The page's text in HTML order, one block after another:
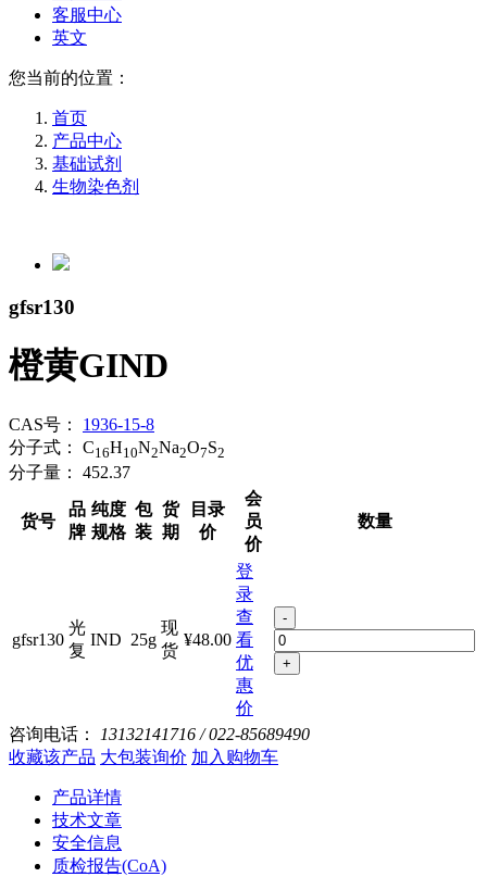
客服中心
英文
您当前的位置：
首页
产品中心
基础试剂
生物染色剂
gfsr130
橙黄GIND
CAS号：
1936-15-8
分子式：
C16H10N2Na2O7S2
分子量： 452.37
货号
品
牌
纯度
规格
包
装
货
期
目录
价
会
员
价
数量
gfsr130
光
复
IND 25g
现
货
¥48.00
登
录
查
看
优
惠
价
-
+
咨询电话：
13132141716 / 022-85689490
收藏该产品 大包装询价 加入购物车
产品详情
技术文章
安全信息
质检报告(CoA)